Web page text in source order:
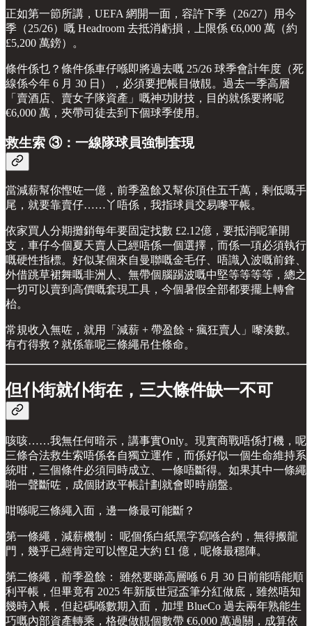
正如第一節所講，UEFA 網開一面，容許下季（26/27）用今
季（25/26）嘅 Headroom 去抵消虧損，上限係 €6,000 萬（約
£5,200 萬鎊）。
條件係乜？條件係車仔喺即將過去嘅 25/26 球季會計年度（死
線係今年 6 月 30 日），必須要把帳目做靚。過去一季高層
「賣酒店、賣女子隊資產」嘅神功財技，目的就係要將呢
€6,000 萬，夾帶司徒去到下個球季使用。
救生索 ③：一線隊球員強制套現
當減薪幫你慳咗一億，前季盈餘又幫你頂住五千萬，剩低嘅手
尾，就要靠賣仔……丫唔係，我指球員交易嚟平帳。
依家買人分期攤銷每年要固定找數 £2.12億，要抵消呢筆開
支，車仔今個夏天賣人已經唔係一個選擇，而係一項必須執行
嘅硬性指標。好似某個來自曼聯嘅金毛仔、唔識入波嘅前鋒、
外借跳草裙舞嘅非洲人、無帶個腦踢波嘅中堅等等等等，總之
一切可以賣到高價嘅套現工具，今個暑假全部都要擺上轉會
枱。
常規收入無咗，就用「減薪 + 帶盈餘 + 瘋狂賣人」嚟湊數。
有冇得救？就係靠呢三條繩吊住條命。
但仆街就仆街在，三大條件缺一不可
咳咳……我無任何暗示，講事實Only。現實商戰唔係打機，呢
三條合法救生索唔係各自獨立運作，而係好似一個生命維持系
統咁，三個條件必須同時成立、一條唔斷得。如果其中一條繩
啪一聲斷咗，成個財政平帳計劃就會即時崩盤。
咁喺呢三條繩入面，邊一條最可能斷？
第一條繩，減薪機制： 呢個係白紙黑字寫喺合約，無得搬龍
門，幾乎已經肯定可以慳足大約 £1 億，呢條最穩陣。
第二條繩，前季盈餘： 雖然要睇高層喺 6 月 30 日前能唔能順
利平帳，但畢竟有 2025 年新版世冠盃筆分紅做底，雖然唔知
幾時入帳，但起碼喺數期入面，加埋 BlueCo 過去兩年熟能生
巧嘅內部資產轉乘，格硬做靚個數帶 €6,000 萬過關，成算依